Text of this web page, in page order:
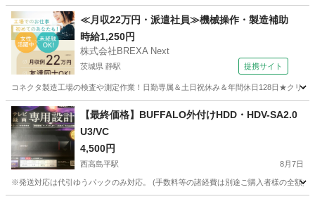
埼玉 所沢市 生活家電
≪月収22万円・派遣社員≫機械操作・製造補助
時給1,250円
株式会社BREXA Next
茨城県 静駅 提携サイト
コネクタ製造工場の検査や測定作業！日勤専属＆土日祝休み＆年間休日128日★クリ
茨城 常陸大宮市 静駅
【最終価格】BUFFALO外付けHDD・HDV-SA2.0
U3/VC
4,500円
西高島平駅 8月7日
※発送対応は代引ゆうパックのみ対応。 (手数料等の諸経費は別途ご購入者様の全額